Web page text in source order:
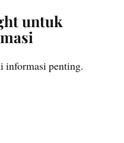
untuk
informasi penting.